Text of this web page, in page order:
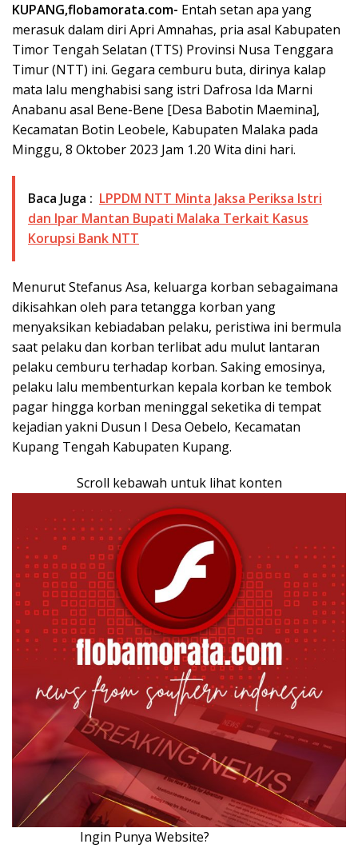
KUPANG,flobamorata.com- Entah setan apa yang
merasuk dalam diri Apri Amnahas, pria asal Kabupaten
Timor Tengah Selatan (TTS) Provinsi Nusa Tenggara
Timur (NTT) ini. Gegara cemburu buta, dirinya kalap
mata lalu menghabisi sang istri Dafrosa Ida Marni
Anabanu asal Bene-Bene [Desa Babotin Maemina],
Kecamatan Botin Leobele, Kabupaten Malaka pada
Minggu, 8 Oktober 2023 Jam 1.20 Wita dini hari.
Baca Juga : LPPDM NTT Minta Jaksa Periksa Istri
dan Ipar Mantan Bupati Malaka Terkait Kasus
Korupsi Bank NTT
Menurut Stefanus Asa, keluarga korban sebagaimana
dikisahkan oleh para tetangga korban yang
menyaksikan kebiadaban pelaku, peristiwa ini bermula
saat pelaku dan korban terlibat adu mulut lantaran
pelaku cemburu terhadap korban. Saking emosinya,
pelaku lalu membenturkan kepala korban ke tembok
pagar hingga korban meninggal seketika di tempat
kejadian yakni Dusun I Desa Oebelo, Kecamatan
Kupang Tengah Kabupaten Kupang.
Scroll kebawah untuk lihat konten
Ingin Punya Website?